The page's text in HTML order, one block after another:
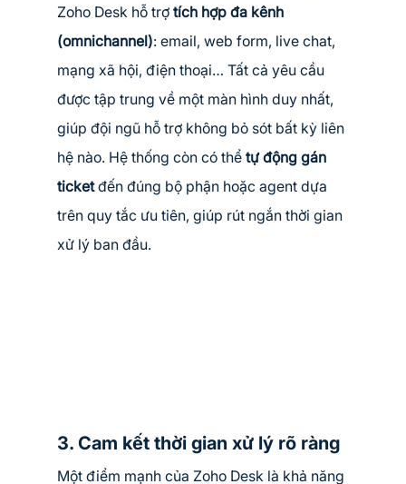
Zoho Desk hỗ trợ tích hợp đa kênh
(omnichannel): email, web form, live chat,
mạng xã hội, điện thoại… Tất cả yêu cầu
được tập trung về một màn hình duy nhất,
giúp đội ngũ hỗ trợ không bỏ sót bất kỳ liên
hệ nào. Hệ thống còn có thể tự động gán
ticket đến đúng bộ phận hoặc agent dựa
trên quy tắc ưu tiên, giúp rút ngắn thời gian
xử lý ban đầu.
3. Cam kết thời gian xử lý rõ ràng
Một điểm mạnh của Zoho Desk là khả năng